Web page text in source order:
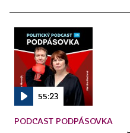
55:23
PODCAST PODPÁSOVKA